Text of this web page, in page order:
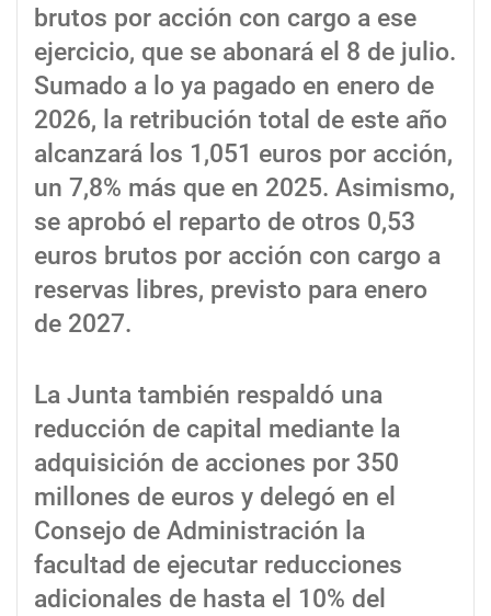
brutos por acción con cargo a ese
ejercicio, que se abonará el 8 de julio.
Sumado a lo ya pagado en enero de
2026, la retribución total de este año
alcanzará los 1,051 euros por acción,
un 7,8% más que en 2025. Asimismo,
se aprobó el reparto de otros 0,53
euros brutos por acción con cargo a
reservas libres, previsto para enero
de 2027.
La Junta también respaldó una
reducción de capital mediante la
adquisición de acciones por 350
millones de euros y delegó en el
Consejo de Administración la
facultad de ejecutar reducciones
adicionales de hasta el 10% del